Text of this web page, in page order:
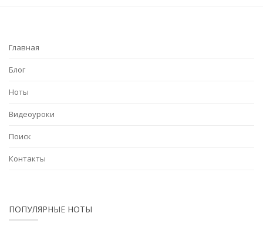
Главная
Блог
Ноты
Видеоуроки
Поиск
Контакты
ПОПУЛЯРНЫЕ НОТЫ